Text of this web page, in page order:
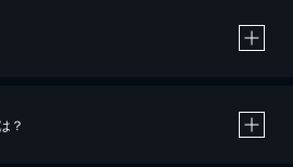
ットカード決済による作品の購入 / レンタルです。
品の購入 / レンタルは、20％のポイント還元です。
？